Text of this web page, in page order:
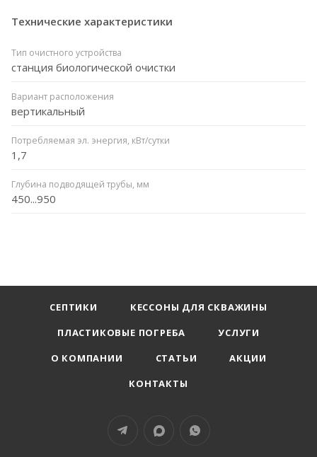
Технические характеристики
Тип очистного устройства
станция биологической очистки
Вариант расположения
вертикальный
Потребляемая эл. энергия, кВт/сутки
1,7
Глубина подводящей трубы, мм
450...950
СЕПТИКИ
КЕССОНЫ ДЛЯ СКВАЖИНЫ
ПЛАСТИКОВЫЕ ПОГРЕБА
УСЛУГИ
О КОМПАНИИ
СТАТЬИ
АКЦИИ
КОНТАКТЫ